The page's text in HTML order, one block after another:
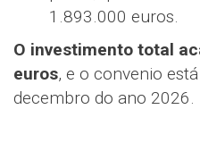
1.893.000 euros.
O investimento total
euros, e o convenio
decembro do ano 2026.